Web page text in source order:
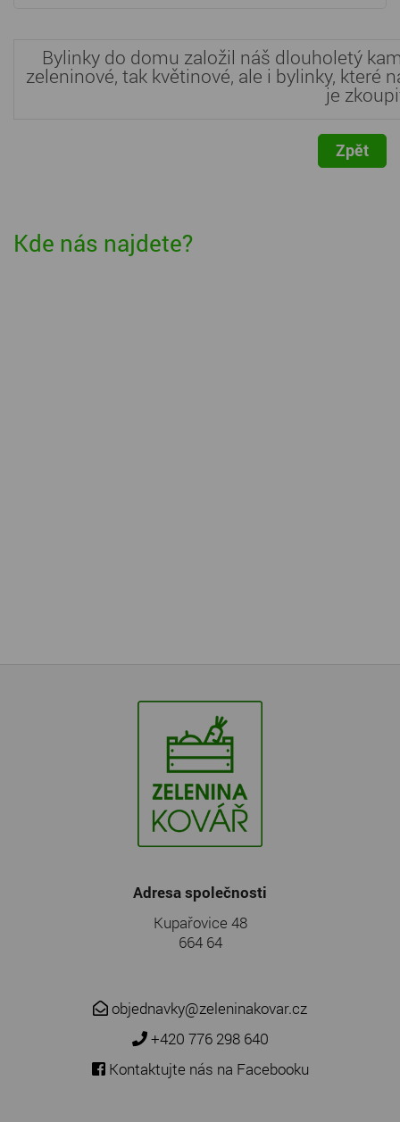
Bylinky do domu založil náš dlouholetý
zeleninové, tak květinové, ale i bylinky,
je
Zpět
Kde nás najdete?
Adresa společnosti
Kupařovice 48
664 64
objednavky@zeleninakovar.cz
+420 776 298 640
Kontaktujte nás na Facebooku